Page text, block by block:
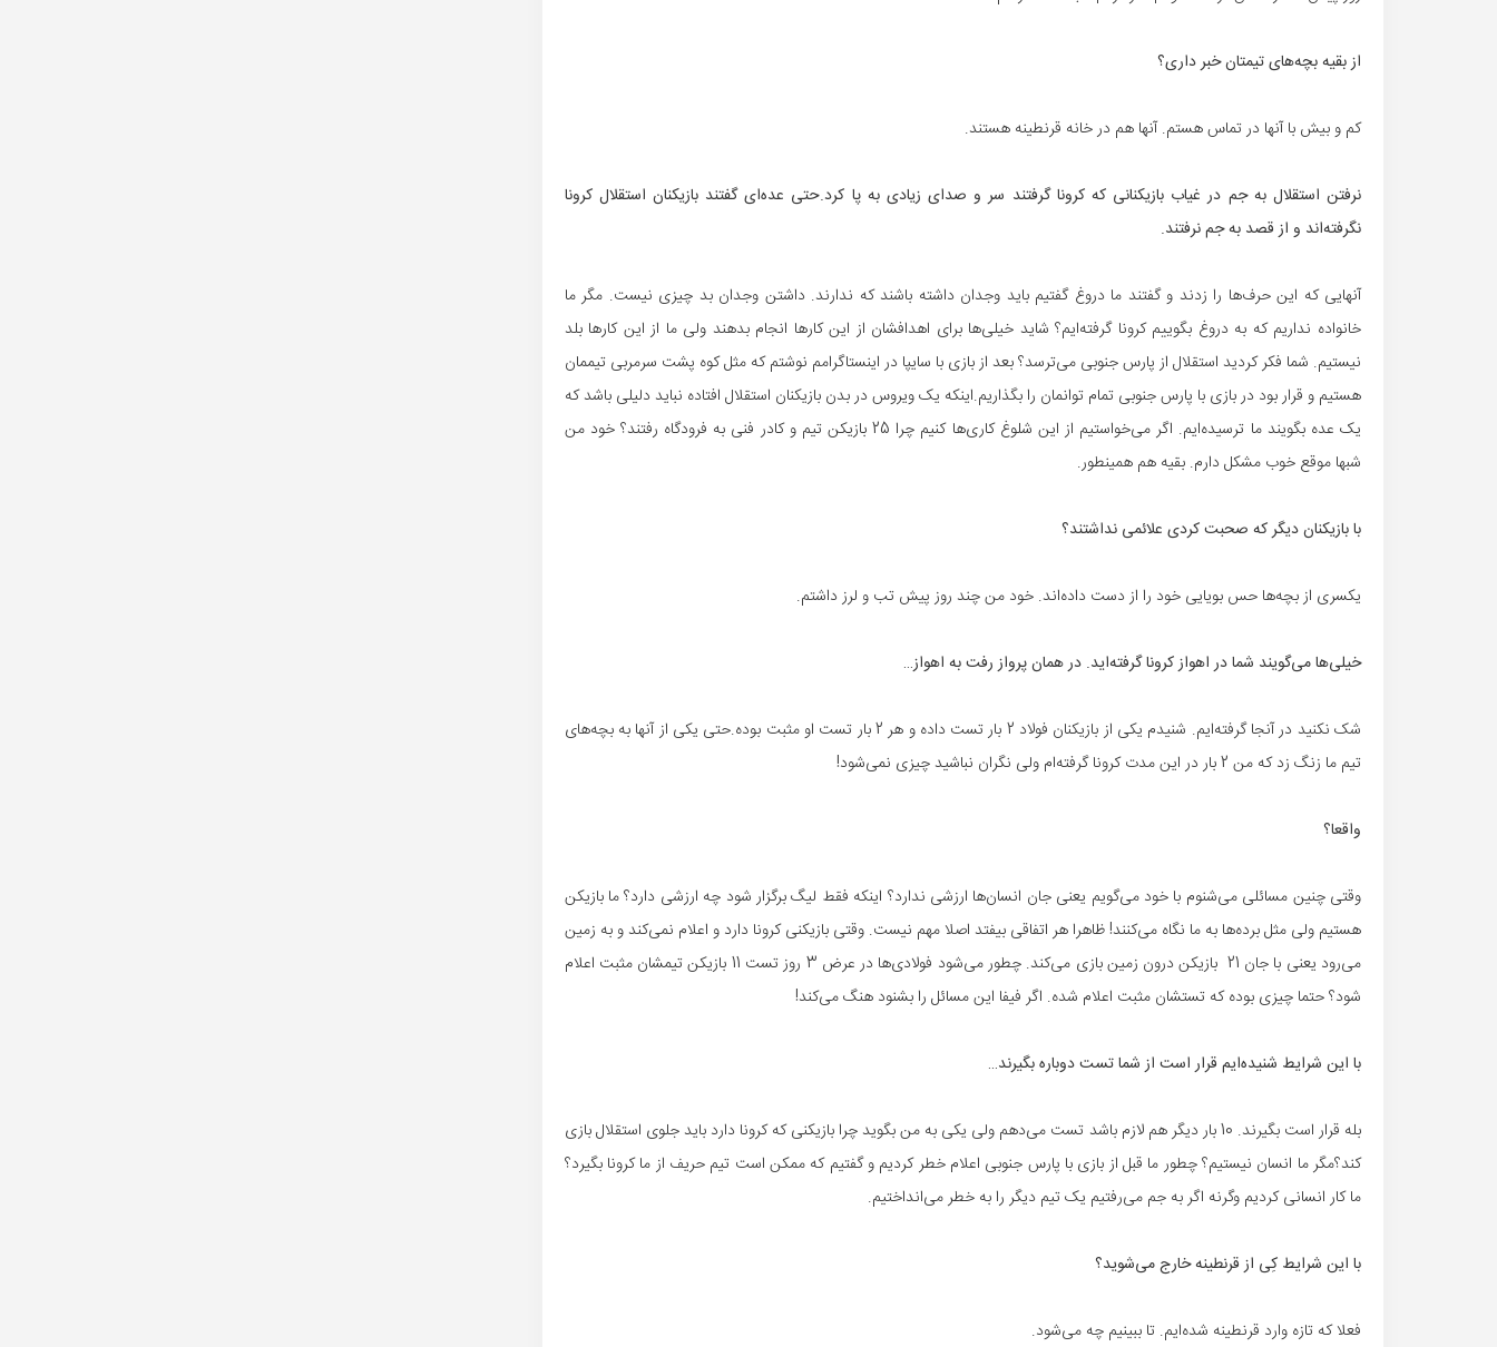
از بقیه بچه‌های تیمتان خبر داری؟
کم و بیش با آنها در تماس هستم. آنها هم در خانه قرنطینه هستند.
نرفتن استقلال به جم در غیاب بازیکنانی که کرونا گرفتند سر و صدای زیادی به پا کرد.حتی عده‌ای گفتند بازیکنان استقلال کرونا
نگرفته‌اند و از قصد به جم نرفتند.
آنهایی که این حرف‌ها را زدند و گفتند ما دروغ گفتیم باید وجدان داشته باشند که ندارند. داشتن وجدان بد چیزی نیست. مگر ما
خانواده نداریم که به دروغ بگوییم کرونا گرفته‌ایم؟ شاید خیلی‌ها برای اهدافشان از این کارها انجام بدهند ولی ما از این کارها بلد
نیستیم. شما فکر کردید استقلال از پارس جنوبی می‌ترسد؟ بعد از بازی با سایپا در اینستاگرامم نوشتم که مثل کوه پشت سرمربی تیممان
هستیم و قرار بود در بازی با پارس جنوبی تمام توانمان را بگذاریم.اینکه یک ویروس در بدن بازیکنان استقلال افتاده نباید دلیلی باشد که
یک عده بگویند ما ترسیده‌ایم. اگر می‌خواستیم از این شلوغ کاری‌ها کنیم چرا 25 بازیکن تیم و کادر فنی به فرودگاه رفتند؟ خود من
شبها موقع خوب مشکل دارم. بقیه هم همینطور.
با بازیکنان دیگر که صحبت کردی علائمی نداشتند؟
یکسری از بچه‌ها حس بویایی خود را از دست داده‌اند. خود من چند روز پیش تب و لرز داشتم.
خیلی‌ها می‌گویند شما در اهواز کرونا گرفته‌اید. در همان پرواز رفت به اهواز…
شک نکنید در آنجا گرفته‌ایم. شنیدم یکی از بازیکنان فولاد 2 بار تست داده و هر 2 بار تست او مثبت بوده.حتی یکی از آنها به بچه‌های
تیم ما زنگ زد که من 2 بار در این مدت کرونا گرفته‌ام ولی نگران نباشید چیزی نمی‌شود!
واقعا؟
وقتی چنین مسائلی می‌شنوم با خود می‌گویم یعنی جان انسان‌ها ارزشی ندارد؟ اینکه فقط لیگ برگزار شود چه ارزشی دارد؟ ما بازیکن
هستیم ولی مثل برده‌ها به ما نگاه می‌کنند! ظاهرا هر اتفاقی بیفتد اصلا مهم نیست. وقتی بازیکنی کرونا دارد و اعلام نمی‌کند و به زمین
می‌رود یعنی با جان 21 بازیکن درون زمین بازی می‌کند. چطور می‌شود فولادی‌ها در عرض 3 روز تست 11 بازیکن تیمشان مثبت اعلام
شود؟ حتما چیزی بوده که تستشان مثبت اعلام شده. اگر فیفا این مسائل را بشنود هنگ می‌کند!
با این شرایط شنیده‌ایم قرار است از شما تست دوباره بگیرند…
بله قرار است بگیرند. 10 بار دیگر هم لازم باشد تست می‌دهم ولی یکی به من بگوید چرا بازیکنی که کرونا دارد باید جلوی استقلال بازی
کند؟مگر ما انسان نیستیم؟ چطور ما قبل از بازی با پارس جنوبی اعلام خطر کردیم و گفتیم که ممکن است تیم حریف از ما کرونا بگیرد؟
ما کار انسانی کردیم وگرنه اگر به جم می‌رفتیم یک تیم دیگر را به خطر می‌انداختیم.
با این شرایط کِی از قرنطینه خارج می‌شوید؟
فعلا که تازه وارد قرنطینه شده‌ایم. تا ببینیم چه می‌شود.